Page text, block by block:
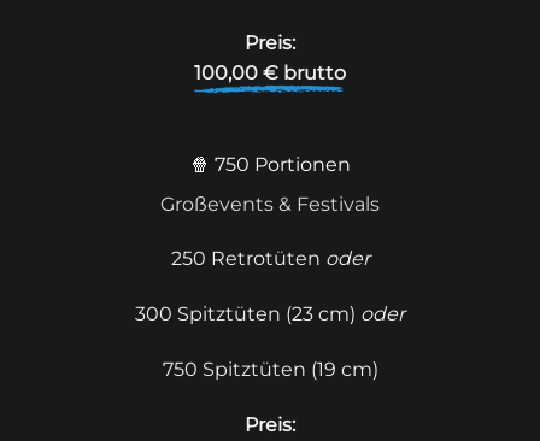
Preis:
100,00 € brutto
🍿 750 Portionen
Großevents & Festivals
250 Retrotüten oder
300 Spitztüten (23 cm) oder
750 Spitztüten (19 cm)
Preis: